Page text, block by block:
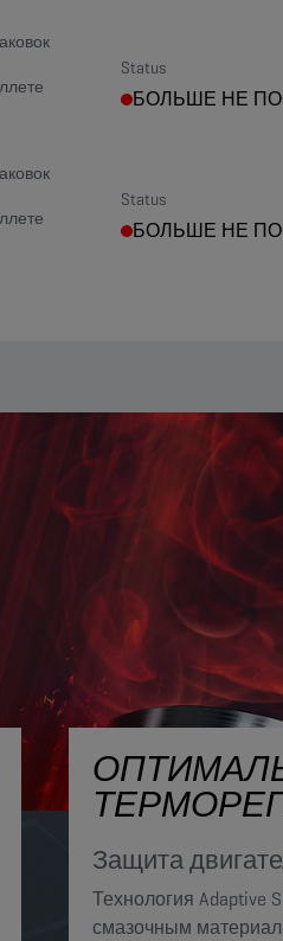
Status
БОЛЬШЕ НЕ
Status
БОЛЬШЕ НЕ
Защита
Технология Adaptive
смазочным